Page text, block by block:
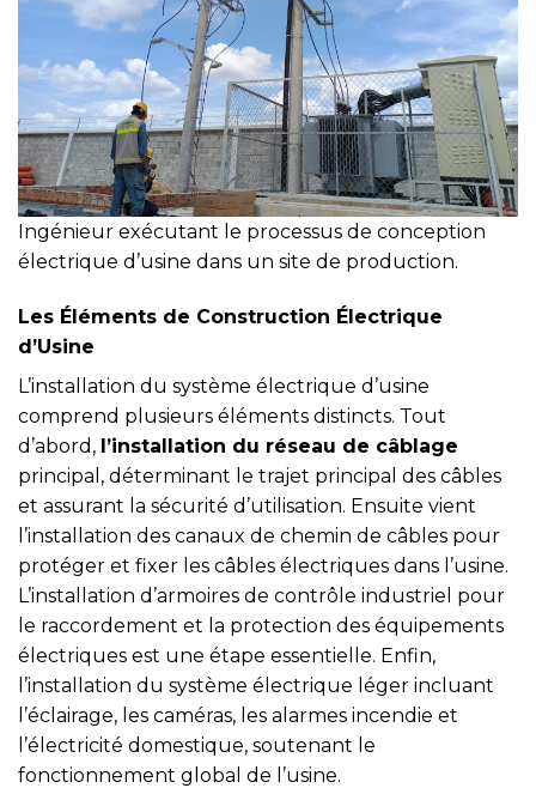
Ingénieur exécutant le processus de conception
électrique d’usine dans un site de production.
Les Éléments de Construction Électrique
d’Usine
L’installation du système électrique d’usine
comprend plusieurs éléments distincts. Tout
d’abord, l’installation du réseau de câblage
principal, déterminant le trajet principal des câbles
et assurant la sécurité d’utilisation. Ensuite vient
l’installation des canaux de chemin de câbles pour
protéger et fixer les câbles électriques dans l’usine.
L’installation d’armoires de contrôle industriel pour
le raccordement et la protection des équipements
électriques est une étape essentielle. Enfin,
l’installation du système électrique léger incluant
l’éclairage, les caméras, les alarmes incendie et
l’électricité domestique, soutenant le
fonctionnement global de l’usine.